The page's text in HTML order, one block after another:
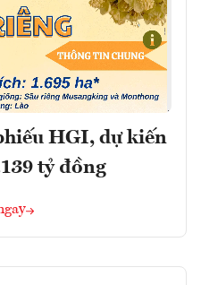
HGI, dự kiến
tỷ đồng